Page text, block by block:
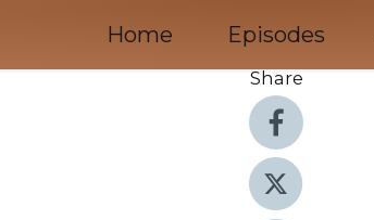
Home Episodes
Share